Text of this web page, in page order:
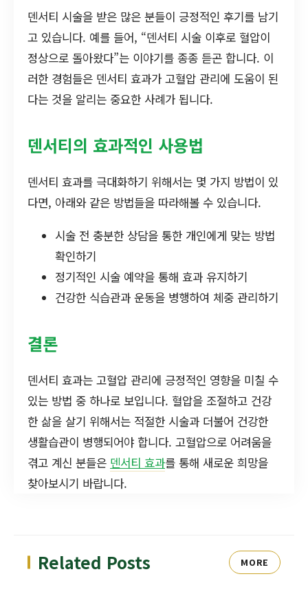
덴서티 시술을 받은 많은 분들이 긍정적인 후기를 남기
고 있습니다. 예를 들어, “덴서티 시술 이후로 혈압이
정상으로 돌아왔다”는 이야기를 종종 듣곤 합니다. 이
러한 경험들은 덴서티 효과가 고혈압 관리에 도움이 된
다는 것을 알리는 중요한 사례가 됩니다.
덴서티의 효과적인 사용법
덴서티 효과를 극대화하기 위해서는 몇 가지 방법이 있
다면, 아래와 같은 방법들을 따라해볼 수 있습니다.
시술 전 충분한 상담을 통한 개인에게 맞는 방법
확인하기
정기적인 시술 예약을 통해 효과 유지하기
건강한 식습관과 운동을 병행하여 체중 관리하기
결론
덴서티 효과는 고혈압 관리에 긍정적인 영향을 미칠 수
있는 방법 중 하나로 보입니다. 혈압을 조절하고 건강
한 삶을 살기 위해서는 적절한 시술과 더불어 건강한
생활습관이 병행되어야 합니다. 고혈압으로 어려움을
겪고 계신 분들은 덴서티 효과를 통해 새로운 희망을
찾아보시기 바랍니다.
Related Posts MORE